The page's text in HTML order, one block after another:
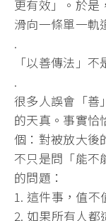
更有效」。於是，
滑向一條單一軌
.
「以善傳法」
.
很多人誤會「善
的天真。 事實恰
個：對被放大後
不只是問「能不
的問題：
1. 這件事，值不
2. 如果所有人都